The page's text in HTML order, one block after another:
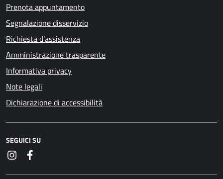
Prenota appuntamento
Segnalazione disservizio
Richiesta d'assistenza
Amministrazione trasparente
Informativa privacy
Note legali
Dichiarazione di accessibilità
SEGUICI SU
Instagram